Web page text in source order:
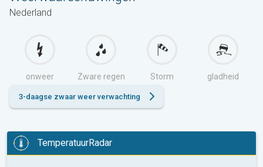
Nederland
onweer Zware regen Storm gladheid
3-daagse zwaar weer verwachting
TemperatuurRadar